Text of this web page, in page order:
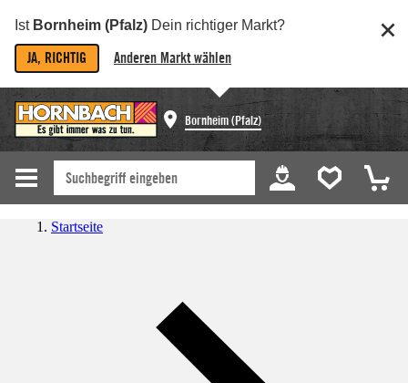
Ist Bornheim (Pfalz) Dein richtiger Markt?
JA, RICHTIG Anderen Markt wählen
Bornheim (Pfalz)
Startseite